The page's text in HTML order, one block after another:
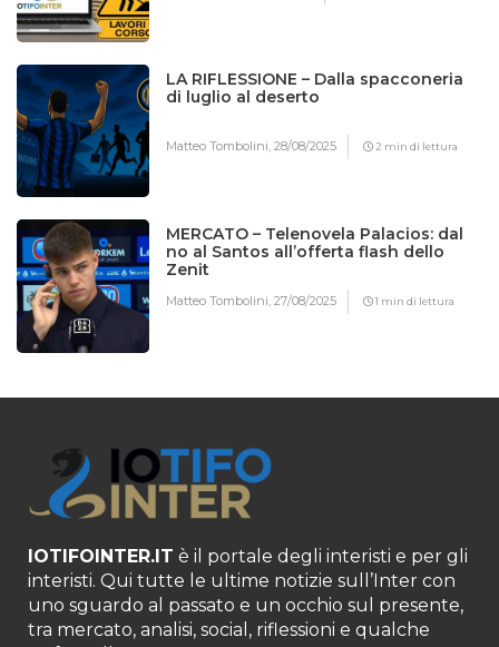
LA RIFLESSIONE – Dalla spacconeria
di luglio al deserto
Matteo Tombolini,28/08/2025 2 min di lettura
MERCATO – Telenovela Palacios: dal
no al Santos all’offerta flash dello
Zenit
Matteo Tombolini,27/08/2025 1 min di lettura
IOTIFOINTER.IT è il portale degli interisti e per gli
interisti. Qui tutte le ultime notizie sull’Inter con
uno sguardo al passato e un occhio sul presente,
tra mercato, analisi, social, riflessioni e qualche